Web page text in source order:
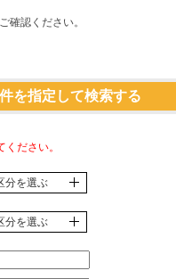
確認ください。
を指定して検索する
ださい。
分を選ぶ
分を選ぶ